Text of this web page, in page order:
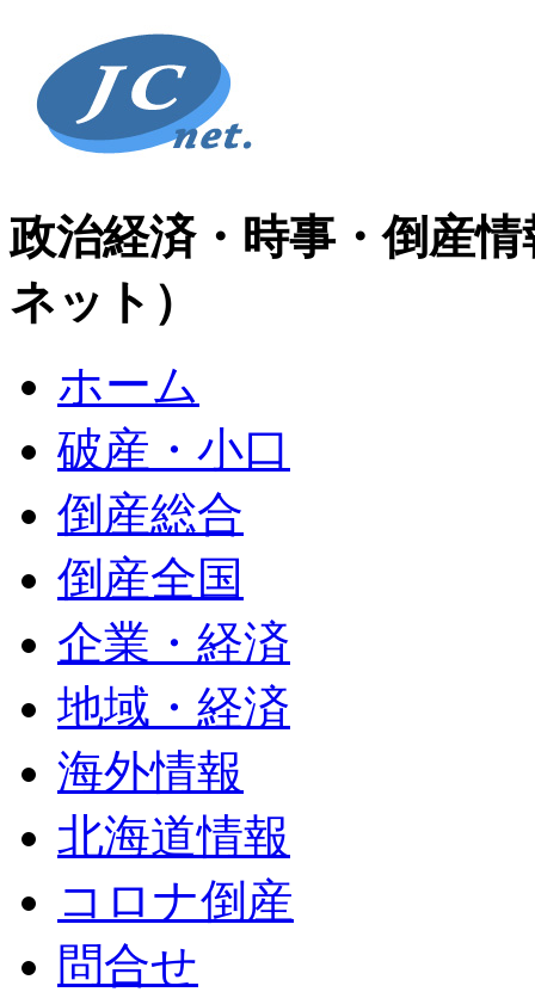
政治経済・時事・倒産
ネット）
ホーム
破産・小口
倒産総合
倒産全国
企業・経済
地域・経済
海外情報
北海道情報
コロナ倒産
問合せ